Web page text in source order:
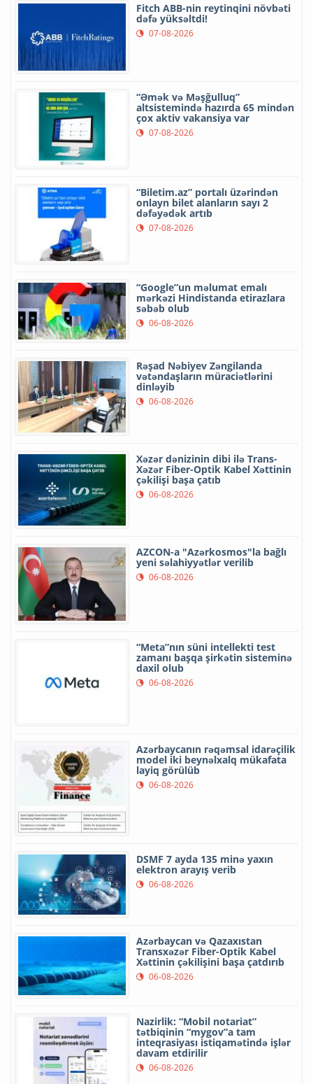
Fitch ABB-nin reytinqini növbəti
dəfə yüksəltdi!
07-08-2026
“Əmək və Məşğulluq”
altsistemində hazırda 65 mindən
çox aktiv vakansiya var
07-08-2026
“Biletim.az” portalı üzərindən
onlayn bilet alanların sayı 2
dəfəyədək artıb
07-08-2026
“Google”un məlumat emalı
mərkəzi Hindistanda etirazlara
səbəb olub
06-08-2026
Rəşad Nəbiyev Zəngilanda
vətəndaşların müraciətlərini
dinləyib
06-08-2026
Xəzər dənizinin dibi ilə Trans-
Xəzər Fiber-Optik Kabel Xəttinin
çəkilişi başa çatıb
06-08-2026
AZCON-a "Azərkosmos"la bağlı
yeni səlahiyyətlər verilib
06-08-2026
“Meta”nın süni intellekti test
zamanı başqa şirkətin sisteminə
daxil olub
06-08-2026
Azərbaycanın rəqəmsal idarəçilik
model iki beynəlxalq mükafata
layiq görülüb
06-08-2026
DSMF 7 ayda 135 minə yaxın
elektron arayış verib
06-08-2026
Azərbaycan və Qazaxıstan
Transxəzər Fiber-Optik Kabel
Xəttinin çəkilişini başa çatdırıb
06-08-2026
Nazirlik: “Mobil notariat”
tətbiqinin “mygov”a tam
inteqrasiyası istiqamətində işlər
davam etdirilir
06-08-2026